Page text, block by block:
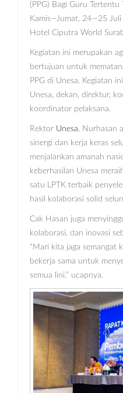
(PPG) Bagi Guru Tertentu
Kamis—Jumat, 24—25
Hotel Ciputra World
Kegiatan ini merupakan
bertujuan untuk
PPG di Unesa. Kegiatan
Unesa, dekan, direktur,
koordinator pelaksana.
Rektor Unesa, Nurhasan
sinergi dan kerja keras
menjalankan amanah
keberhasilan Unesa
satu LPTK terbaik
hasil kolaborasi solid
Cak Hasan juga
kolaborasi, dan inovasi
“Mari kita jaga semangat
bekerja sama untuk
semua lini,” ucapnya.